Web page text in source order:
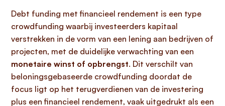
Debt funding met financieel rendement is een type
crowdfunding waarbij investeerders kapitaal
verstrekken in de vorm van een lening aan bedrijven of
projecten, met de duidelijke verwachting van een
monetaire winst of opbrengst. Dit verschilt van
beloningsgebaseerde crowdfunding doordat de
focus ligt op het terugverdienen van de investering
plus een financieel rendement, vaak uitgedrukt als een